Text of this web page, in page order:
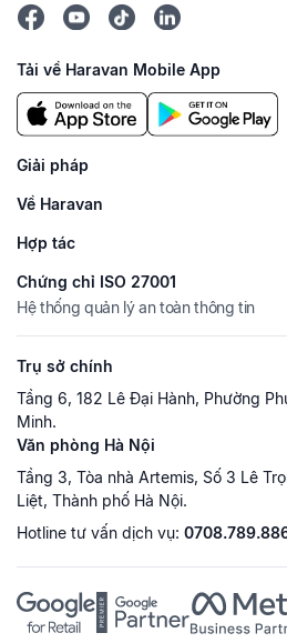
Tải về Haravan Mobile App
Giải pháp
Về Haravan
Hợp tác
Chứng chỉ ISO 27001
Hệ thống quản lý an toàn thông tin
Trụ sở chính
Tầng 6, 182 Lê Đại Hành, Phường
Minh.
Văn phòng Hà Nội
Tầng 3, Tòa nhà Artemis, Số 3 Lê
Liệt, Thành phố Hà Nội.
Hotline tư vấn dịch vụ: